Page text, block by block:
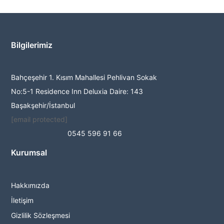
Bilgilerimiz
Bahçeşehir 1. Kısım Mahallesi Pehlivan Sokak
No:5-1 Residence Inn Deluxia Daire: 143
Başakşehir/İstanbul
[email protected]
0545 596 91 66
Kurumsal
Hakkımızda
İletişim
Gizlilik Sözleşmesi